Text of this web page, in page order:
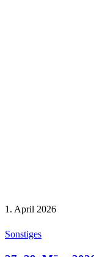
1. April 2026
Sonstiges